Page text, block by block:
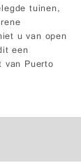
tuinen,
u van open
een
Puerto